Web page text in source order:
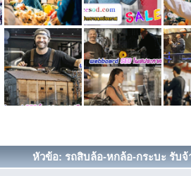
หัวข้อ: รถสิบล้อ-หกล้อ-กระบะ รับจ้